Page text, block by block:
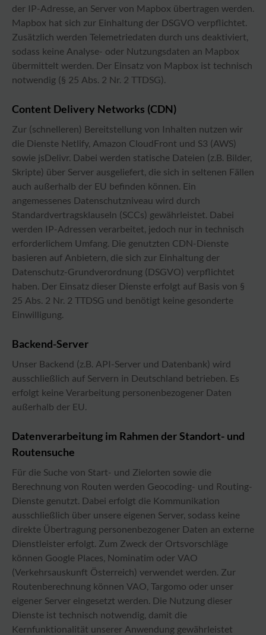
der IP-Adresse, an Server von Mapbox übertragen werden.
Mapbox hat sich zur Einhaltung der DSGVO verpflichtet.
Zusätzlich werden Telemetriedaten durch uns deaktiviert,
sodass keine Analyse- oder Nutzungsdaten an Mapbox
übermittelt werden. Der Einsatz von Mapbox ist technisch
notwendig (§ 25 Abs. 2 Nr. 2 TTDSG).
Content Delivery Networks (CDN)
Zur (schnelleren) Bereitstellung von Inhalten nutzen wir
die Dienste Netlify, Amazon CloudFront und S3 (AWS)
sowie jsDelivr. Dabei werden statische Dateien (z.B. Bilder,
Skripte) über Server ausgeliefert, die sich in seltenen Fällen
auch außerhalb der EU befinden können. Ein
angemessenes Datenschutzniveau wird durch
Standardvertragsklauseln (SCCs) gewährleistet. Dabei
werden IP-Adressen verarbeitet, jedoch nur in technisch
erforderlichem Umfang. Die genutzten CDN-Dienste
basieren auf Anbietern, die sich zur Einhaltung der
Datenschutz-Grundverordnung (DSGVO) verpflichtet
haben. Der Einsatz dieser Dienste erfolgt auf Basis von §
25 Abs. 2 Nr. 2 TTDSG und benötigt keine gesonderte
Einwilligung.
Backend-Server
Unser Backend (z.B. API-Server und Datenbank) wird
ausschließlich auf Servern in Deutschland betrieben. Es
erfolgt keine Verarbeitung personenbezogener Daten
außerhalb der EU.
Datenverarbeitung im Rahmen der Standort- und
Routensuche
Für die Suche von Start- und Zielorten sowie die
Berechnung von Routen werden Geocoding- und Routing-
Dienste genutzt. Dabei erfolgt die Kommunikation
ausschließlich über unsere eigenen Server, sodass keine
direkte Übertragung personenbezogener Daten an externe
Dienstleister erfolgt. Zum Zweck der Ortsvorschläge
können Google Places, Nominatim oder VAO
(Verkehrsauskunft Österreich) verwendet werden. Zur
Routenberechnung können VAO, Targomo oder unser
eigener Server eingesetzt werden. Die Nutzung dieser
Dienste ist technisch notwendig, damit die
Kernfunktionalität unserer Anwendung gewährleistet